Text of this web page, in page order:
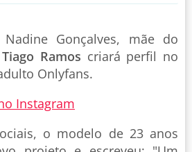
Nadine Gonçalves, mãe do
Tiago Ramos criará perfil no
Onlyfans.
Instagram
o modelo de 23 anos